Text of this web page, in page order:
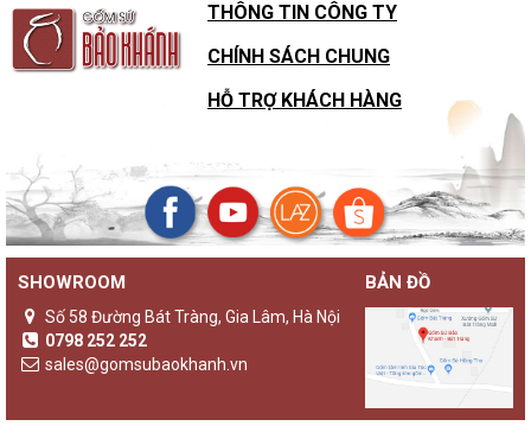
THÔNG TIN CÔNG TY
CHÍNH SÁCH CHUNG
HỖ TRỢ KHÁCH HÀNG
SHOWROOM
Số 58 Đường Bát Tràng, Gia Lâm, Hà Nội
0798 252 252
sales@gomsubaokhanh.vn
BẢN ĐỒ